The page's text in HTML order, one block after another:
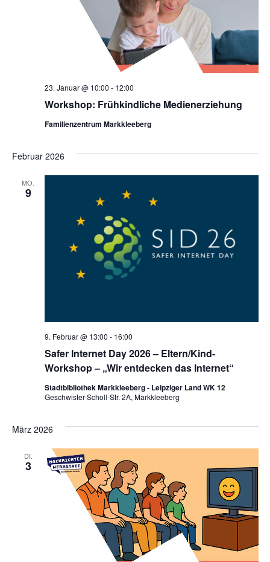
Workshop: Frühkindliche Medienerziehung
23. Januar @ 10:00 - 12:00
Familienzentrum Markkleeberg
Februar 2026
MO.
9
Safer Internet Day 2026 – Eltern/Kind-
Workshop – „Wir entdecken das Internet“
9. Februar @ 13:00 - 16:00
Stadtbibliothek Markkleeberg - Leipziger Land WK 12
Geschwister-Scholl-Str. 2A, Markkleeberg
März 2026
DI.
3